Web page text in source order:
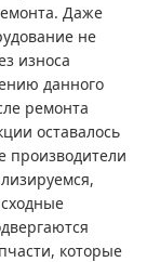
Даже
не
износа
данного
ремонта
оставалось
производители
которые